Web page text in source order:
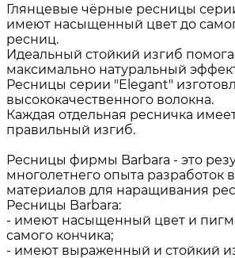
Глянцевые чёрные ресницы
имеют насыщенный цвет до
ресниц.
Идеальный стойкий изгиб
максимально натуральный
Ресницы серии "Elegant"
высококачественного волокна.
Каждая отдельная ресничка
правильный изгиб.
Ресницы фирмы Barbara - это
многолетнего опыта разработок
материалов для наращивания
Ресницы Barbara:
- имеют насыщенный цвет и
самого кончика;
- имеют выраженный и стойкий